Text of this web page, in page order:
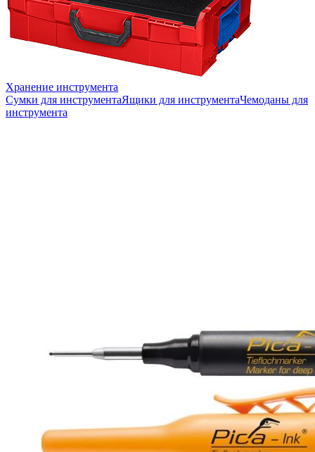
Хранение инструмента
Сумки для инструментаЯщики для инструментаЧемоданы для
инструмента